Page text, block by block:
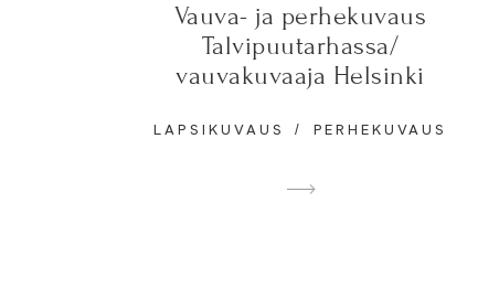
Vauva- ja perhekuvaus
Talvipuutarhassa/
vauvakuvaaja Helsinki
LAPSIKUVAUS PERHEKUVAUS